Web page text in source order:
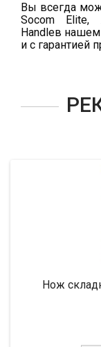
Вы всегда
Socom Elite,
Handleв
и с гарантией
Нож